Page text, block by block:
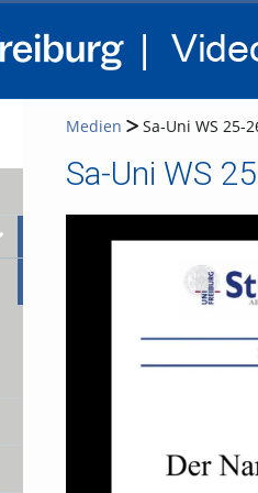
Medien Sa-Uni WS 25-
Sa-Uni WS